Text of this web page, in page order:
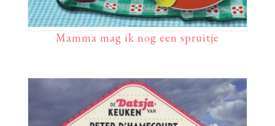
Mamma mag ik nog een spruitje